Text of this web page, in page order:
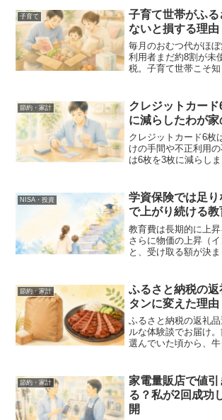
方をまとめました。
子育て
子育て世帯がふ
ないと損する理由
毎月のおむつ代がほぼ
利用者まだ約8割が未
税。子育て世帯こそ
節約・家計
クレジットカー
に減らしたわが家
クレジットカード6枚
けの手間や不正利用
は6枚を3枚に減らし
NISA・投資
学資保険では足
で上がり続ける
教育費は長期的に上昇
さらに物価の上昇（
と、受け取る額が決ま
のない備え方をやさ
節約・家計
ふるさと納税の
タンに変えた理由
ふるさと納税の返礼
ルな体験談でお届け
選んでいた頃から、
節約・家計
家電量販店で値引
る？私が2回成功
開